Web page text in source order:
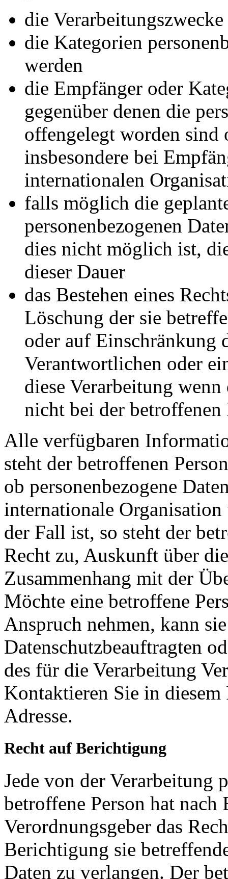
die Verarbeitungszwecke
die Kategorien
werden
die Empfänger oder
gegenüber denen die
offengelegt worden sind
insbesondere bei
internationalen
falls möglich die
personenbezogenen
dies nicht möglich ist,
dieser Dauer
das Bestehen eines
Löschung der sie
oder auf Einschränkung
Verantwortlichen oder
diese Verarbeitung
nicht bei der betroffenen
Alle verfügbaren
steht der betroffenen
ob personenbezogene
internationale
der Fall ist, so steht der
Recht zu, Auskunft über
Zusammenhang mit der
Möchte eine betroffene
Anspruch nehmen, kann
Datenschutzbeauftragten
des für die Verarbeitung
Kontaktieren Sie in
Adresse.
Recht auf Berichtigung
Jede von der Verarbeitung
betroffene Person hat
Verordnungsgeber das
Berichtigung sie
Daten zu verlangen. Der